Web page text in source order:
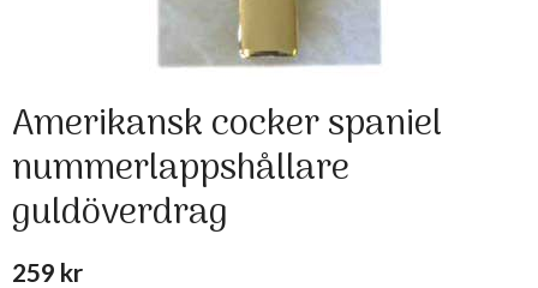
Amerikansk cocker spaniel
nummerlappshållare
guldöverdrag
259 kr